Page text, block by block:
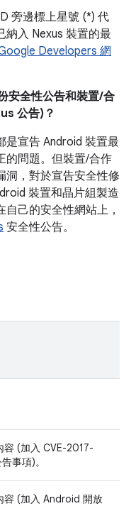
旁邊標上星號 (*) 代
納入 Nexus 裝置的最
Developers 網
安全性公告和裝置/合
公告)？
是宣告 Android 裝置最
的問題。但裝置/合作
洞，對於宣告安全性修
裝置和晶片組製造
己的安全性網站上，
安全性公告。
容 (加入 CVE-2017-
事項)。
容 (加入 Android 開放